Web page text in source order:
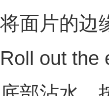
将面片的边
Roll out the